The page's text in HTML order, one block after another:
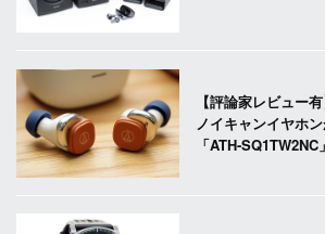
【評論家レビュー
ノイキャンイヤホ
「ATH-